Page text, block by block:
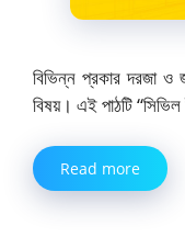
বিভিন্ন প্রকার দরজা ও
বিষয়। এই পাঠটি
Read more